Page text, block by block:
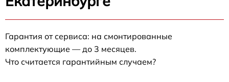
Гарантия от сервиса: на смонтированные
комплектующие — до 3 месяцев.
Что считается гарантийным случаем?